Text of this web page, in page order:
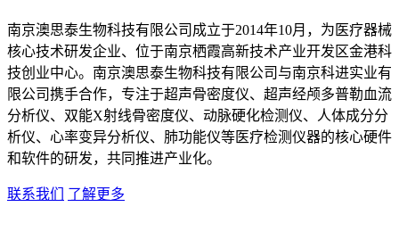
南京澳思泰生物科技有限公司成立于2014年10月，为医疗器械
核心技术研发企业、位于南京栖霞高新技术产业开发区金港科
技创业中心。南京澳思泰生物科技有限公司与南京科进实业有
限公司携手合作，专注于超声骨密度仪、超声经颅多普勒血流
分析仪、双能X射线骨密度仪、动脉硬化检测仪、人体成分分
析仪、心率变异分析仪、肺功能仪等医疗检测仪器的核心硬件
和软件的研发，共同推进产业化。
联系我们 了解更多